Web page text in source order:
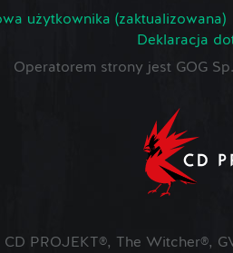
użytkownika (zaktualizowana)
Deklaracja
Operatorem strony jest GOG
CD PROJEKT®, The Witcher®,